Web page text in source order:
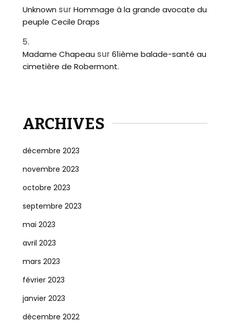
Unknown sur Hommage à la grande avocate du
peuple Cecile Draps
Madame Chapeau sur 61ième balade-santé au
cimetière de Robermont.
ARCHIVES
décembre 2023
novembre 2023
octobre 2023
septembre 2023
mai 2023
avril 2023
mars 2023
février 2023
janvier 2023
décembre 2022